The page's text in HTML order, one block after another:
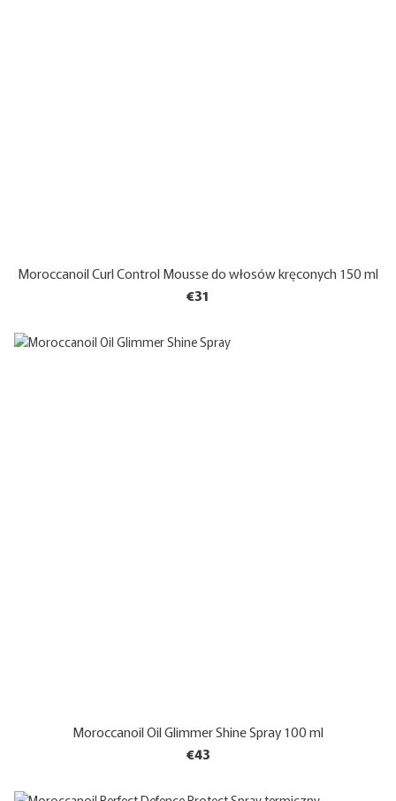
Moroccanoil Curl Control Mousse do włosów kręconych 150 ml
€31
Moroccanoil Oil Glimmer Shine Spray 100 ml
€43